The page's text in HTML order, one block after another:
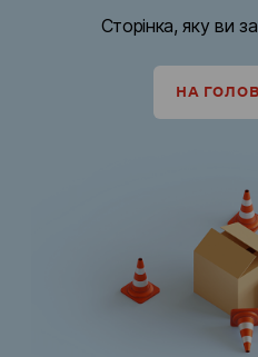
Сторінка, яку ви
НА